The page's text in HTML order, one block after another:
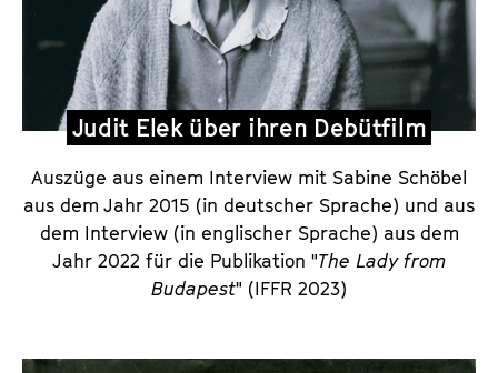
g
e
v
d
Judit Elek über ihren Debütfilm
Auszüge aus einem Interview mit Sabine Schöbel
aus dem Jahr 2015 (in deutscher Sprache) und aus
dem Interview (in englischer Sprache) aus dem
Jahr 2022 für die Publikation "The Lady from
Budapest" (IFFR 2023)